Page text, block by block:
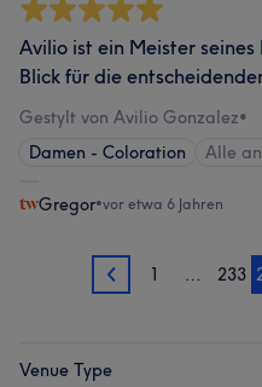
Avilio ist ein Meister
Blick für die
Gestylt von Avilio Gonzalez•
Damen - Coloration
Alle
Gregor•vor etwa 6 Jahren
233 1 … 233
Venue Type